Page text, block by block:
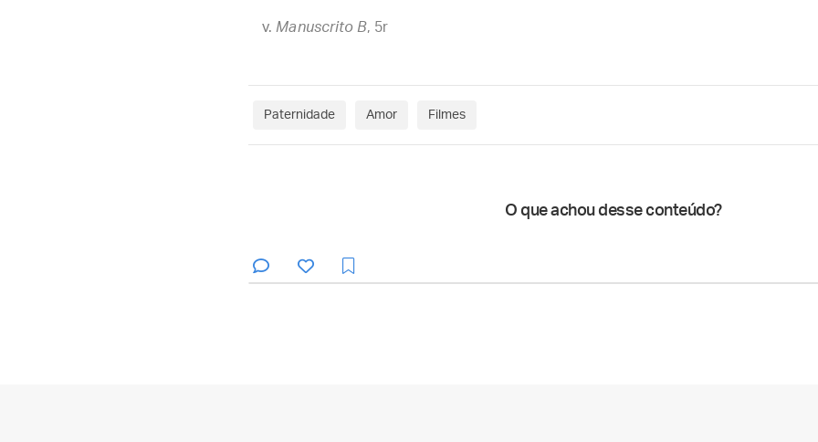
Manuscrito B, 5r
Paternidade Amor Filmes
O que achou desse conteúdo?